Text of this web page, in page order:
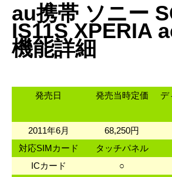
au携帯 ソニー
IS11S XPERIA
機能詳細
発売日 発売当時定価
デ
2011年6月
68,250円
対応SIMカード
タッチパネル
ICカード
○